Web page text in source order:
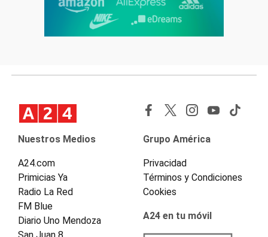
Nuestros Medios
A24.com
Primicias Ya
Radio La Red
FM Blue
Diario Uno Mendoza
Grupo América
Privacidad
Términos y Condiciones
Cookies
A24 en tu móvil